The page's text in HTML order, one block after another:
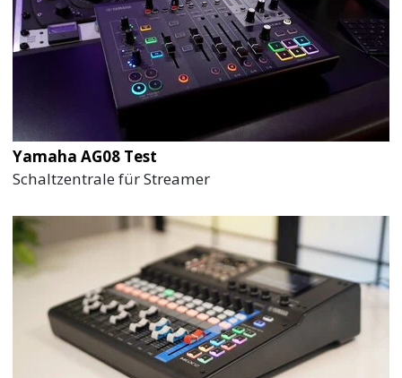
Yamaha AG08 Test
Schaltzentrale für Streamer